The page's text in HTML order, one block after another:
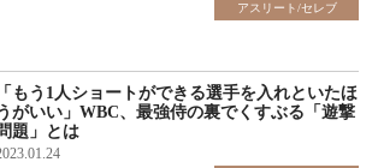
アスリート/セレブ
「もう1人ショートができる選手を入れといたほ
がいい」WBC、最強侍の裏でくすぶる「遊撃
題」とは